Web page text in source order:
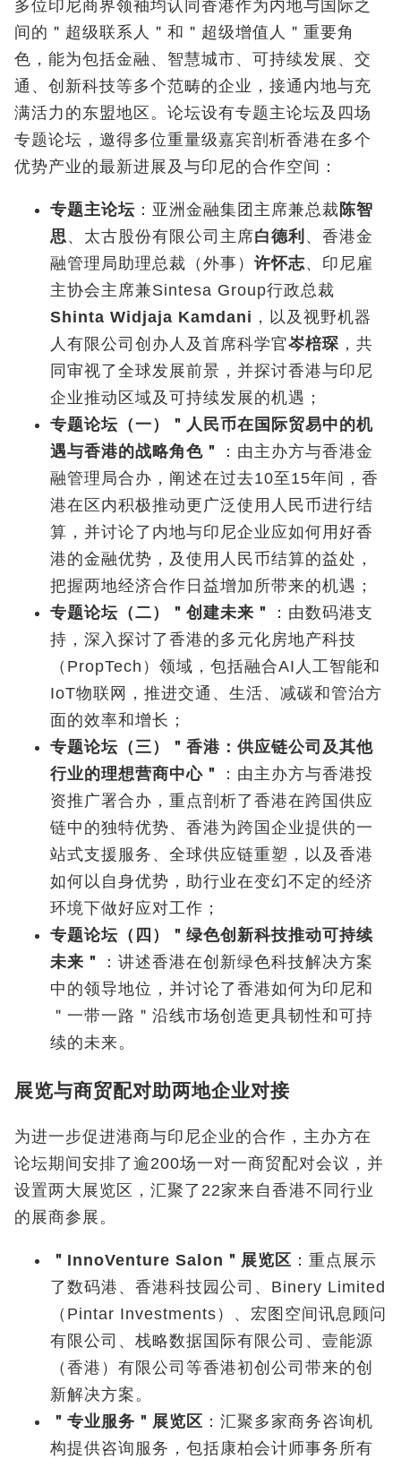
多位印尼商界领袖均认同香港作为内地与国际之
间的＂超级联系人＂和＂超级增值人＂重要角
色，能为包括金融、智慧城市、可持续发展、交
通、创新科技等多个范畴的企业，接通内地与充
满活力的东盟地区。论坛设有专题主论坛及四场
专题论坛，邀得多位重量级嘉宾剖析香港在多个
优势产业的最新进展及与印尼的合作空间：
专题主论坛 ：亚洲金融集团主席兼总裁 陈智
思、太古股份有限公司主席白德利 、香港金
融管理局助理总裁（外事） 许怀志、印尼雇
主协会主席兼Sintesa Group行政总裁
Shinta Widjaja Kamdani ，以及视野机器
人有限公司创办人及首席科学官岑棓琛 ，共
同审视了全球发展前景，并探讨香港与印尼
企业推动区域及可持续发展的机遇；
专题论坛（一）＂人民币在国际贸易中的机
遇与香港的战略角色＂
：由主办方与香港金
融管理局合办，阐述在过去10至15年间，香
港在区内积极推动更广泛使用人民币进行结
算，并讨论了内地与印尼企业应如何用好香
港的金融优势，及使用人民币结算的益处，
把握两地经济合作日益增加所带来的机遇；
专题论坛（二）＂创建未来＂
：由数码港支
持，深入探讨了香港的多元化房地产科技
（PropTech）领域，包括融合AI人工智能和
IoT物联网，推进交通、生活、减碳和管治方
面的效率和增长；
专题论坛（三）＂香港：供应链公司及其他
行业的理想营商中心＂
：由主办方与香港投
资推广署合办，重点剖析了香港在跨国供应
链中的独特优势、香港为跨国企业提供的一
站式支援服务、全球供应链重塑，以及香港
如何以自身优势，助行业在变幻不定的经济
环境下做好应对工作；
专题论坛（四）＂绿色创新科技推动可持续
未来＂
：讲述香港在创新绿色科技解决方案
中的领导地位，并讨论了香港如何为印尼和
＂一带一路＂沿线市场创造更具韧性和可持
续的未来。
展览与商贸配对助两地企业对接
为进一步促进港商与印尼企业的合作，主办方在
论坛期间安排了逾200场一对一商贸配对会议，并
设置两大展览区，汇聚了22家来自香港不同行业
的展商参展。
＂ InnoVenture Salon ＂ 展览区 ：重点展示
了数码港、香港科技园公司、Binery Limited
（ Pintar Investments ） 、宏图空间讯息顾问
有限公司、栈略数据国际有限公司、壹能源
（香港）有限公司等香港初创公司带来的创
新解决方案。
＂专业服务＂展览区 ：汇聚多家商务咨询机
构提供咨询服务，包括康柏会计师事务所有